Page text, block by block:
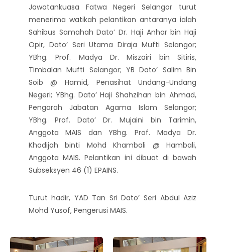
Jawatankuasa Fatwa Negeri Selangor turut
menerima watikah pelantikan antaranya ialah
Sahibus Samahah Dato’ Dr. Haji Anhar bin Haji
Opir, Dato’ Seri Utama Diraja Mufti Selangor;
YBhg. Prof. Madya Dr. Miszairi bin Sitiris,
Timbalan Mufti Selangor; YB Dato’ Salim Bin
Soib @ Hamid, Penasihat Undang-Undang
Negeri; YBhg. Dato’ Haji Shahzihan bin Ahmad,
Pengarah Jabatan Agama Islam Selangor;
YBhg. Prof. Dato’ Dr. Mujaini bin Tarimin,
Anggota MAIS dan YBhg. Prof. Madya Dr.
Khadijah binti Mohd Khambali @ Hambali,
Anggota MAIS. Pelantikan ini dibuat di bawah
Subseksyen 46 (1) EPAINS.
Turut hadir, YAD Tan Sri Dato’ Seri Abdul Aziz
Mohd Yusof, Pengerusi MAIS.